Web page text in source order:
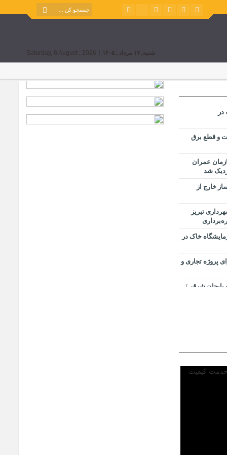
شنبه, ۱۷ مرداد , ۱۴۰۵ Saturday, 8 August , 2026
و قطع برق
عمران
خارج از
تبریز
خاک در
پروژه تجاری و
شرقی/
خدمت کیفیت
آزاد ارس
سهند در